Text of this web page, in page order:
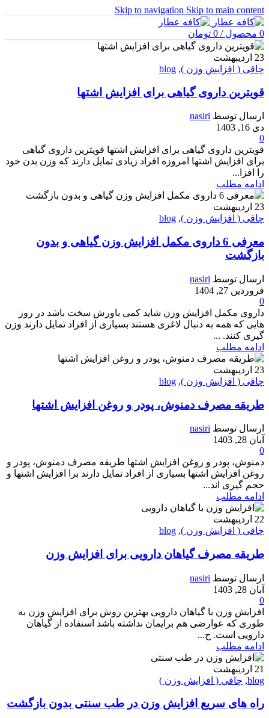
Skip to navigation Skip to main content
0 محصول /
0 تومان
23 اردیبهشت
چاقی ( افزایش وزن ),
blog
قویترین داروی گیاهی برای افزایش اشتها
ارسال توسط nasiri
دی 16, 1403
0
قویترین داروی گیاهی برای افزایش اشتها قویترین داروی گیاهی
برای افزایش اشتها امروزه افراد زیادی تمایل دارند که وزن بدن خود
را افزا...
ادامه مطلب
23 اردیبهشت
چاقی ( افزایش وزن ),
blog
معرفی 6 داروی مکمل افزایش وزن گیاهی و بدون
بازگشت
ارسال توسط nasiri
فروردین 27, 1404
0
داروی مکمل افزایش وزن شاید کمی باورش سخت باشد در روز
هایی که همه به دنبال لاغری هستند بسیاری از افراد تمایل دارند وزن
گیری کنند. ...
ادامه مطلب
23 اردیبهشت
چاقی ( افزایش وزن ),
blog
طریقه مصرف دمنوش، پودر و روغن افزایش اشتها
ارسال توسط nasiri
آبان 28, 1403
0
دمنوش، پودر و روغن افزایش اشتها طریقه مصرف دمنوش، پودر و
روغن افزایش اشتها بسیاری از افراد تمایل دارند برا افزایش اشتها و
حجم گیری اند...
ادامه مطلب
22 اردیبهشت
چاقی ( افزایش وزن ),
blog
طریقه مصرف گیاهان دارویی برای افزایش وزن
ارسال توسط nasiri
آبان 28, 1403
0
افزایش وزن با گیاهان دارویی بهترین روش برای افزایش وزن به
طوری که عوارضی هم برایمان نداشته باشد استفاده از گیاهان
دارویی است. ح...
ادامه مطلب
21 اردیبهشت
blog
, چاقی ( افزایش وزن )
راه های سریع افزایش وزن در طب سنتی بدون بازگشت